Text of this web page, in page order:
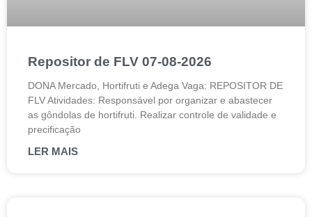
Repositor de FLV 07-08-2026
DONA Mercado, Hortifruti e Adega Vaga: REPOSITOR DE
FLV Atividades: Responsável por organizar e abastecer
as gôndolas de hortifruti. Realizar controle de validade e
precificação
LER MAIS